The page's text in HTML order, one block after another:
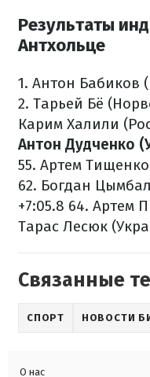
Результаты
Антхольце
1. Антон Бабиков
2. Тарьей Бё
Карим Халили
Антон Дудченко
55. Артем Тищенко
62. Богдан
+7:05.8 64. Артем
Тарас Лесюк
Связанные
СПОРТ НОВОСТИ
О нас